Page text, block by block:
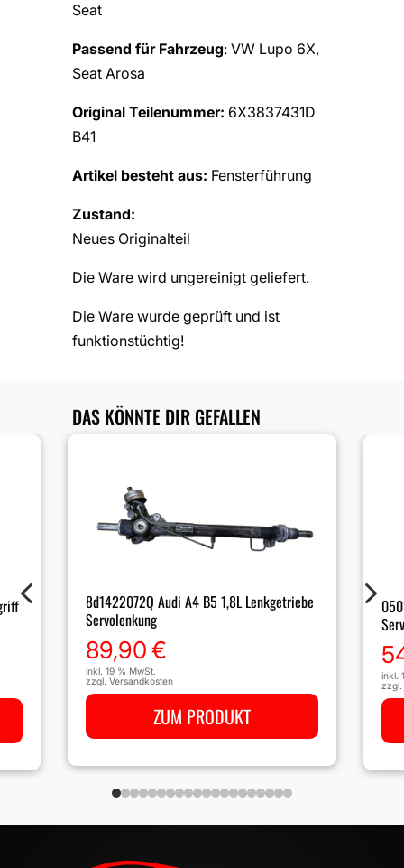
Seat
Passend für Fahrzeug: VW Lupo 6X,
Seat Arosa
Original Teilenummer: 6X3837431D
B41
Artikel besteht aus: Fensterführung
Zustand:
Neues Originalteil
Die Ware wird ungereinigt geliefert.
Die Ware wurde geprüft und ist
funktionstüchtig!
DAS KÖNNTE DIR GEFALLEN
8d1422072Q Audi A4 B5 1,8L Lenkgetriebe
Servolenkung
89,90€
inkl. 19 % MwSt.
zzgl. Versandkosten
ZUM PRODUKT
inkl.
zzgl.
4 5